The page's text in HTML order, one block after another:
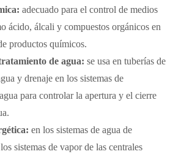
adecuado para el control de medios
ácido, álcali y compuestos orgánicos en
productos químicos.
de agua: se usa en tuberías de
y drenaje en los sistemas de
para controlar la apertura y el cierre
en los sistemas de agua de
sistemas de vapor de las centrales